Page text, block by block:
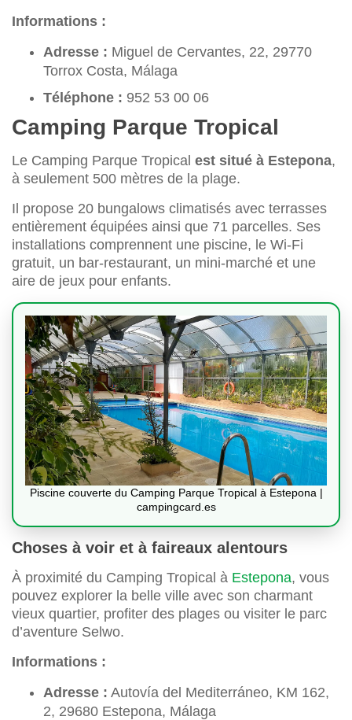
Informations :
Adresse : Miguel de Cervantes, 22, 29770
Torrox Costa, Málaga
Téléphone : 952 53 00 06
Camping Parque Tropical
Le Camping Parque Tropical est situé à Estepona,
à seulement 500 mètres de la plage.
Il propose 20 bungalows climatisés avec terrasses
entièrement équipées ainsi que 71 parcelles. Ses
installations comprennent une piscine, le Wi-Fi
gratuit, un bar-restaurant, un mini-marché et une
aire de jeux pour enfants.
Piscine couverte du Camping Parque Tropical à Estepona |
campingcard.es
Choses à voir et à faireaux alentours
À proximité du Camping Tropical à Estepona, vous
pouvez explorer la belle ville avec son charmant
vieux quartier, profiter des plages ou visiter le parc
d’aventure Selwo.
Informations :
Adresse : Autovía del Mediterráneo, KM 162,
2, 29680 Estepona, Málaga